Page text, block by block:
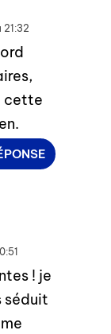
21:32
cette
! je
séduit